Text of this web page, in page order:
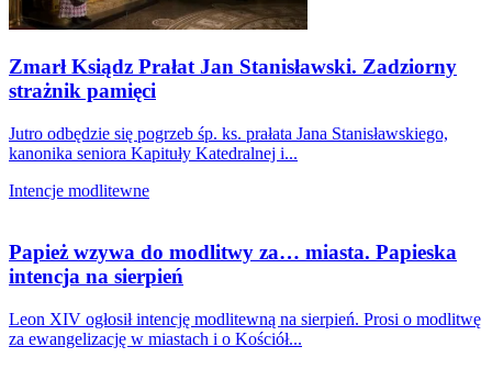
Zmarł Ksiądz Prałat Jan Stanisławski. Zadziorny
strażnik pamięci
Jutro odbędzie się pogrzeb śp. ks. prałata Jana Stanisławskiego,
kanonika seniora Kapituły Katedralnej i...
Intencje modlitewne
Papież wzywa do modlitwy za… miasta. Papieska
intencja na sierpień
Leon XIV ogłosił intencję modlitewną na sierpień. Prosi o modlitwę
za ewangelizację w miastach i o Kościół...